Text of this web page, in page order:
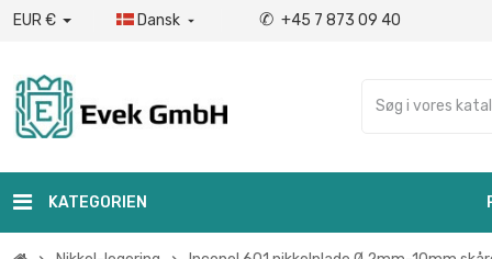
EUR € Dansk  ✆ +45 7 873 09 40
KATEGORIEN